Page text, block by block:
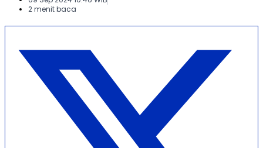
2 menit baca